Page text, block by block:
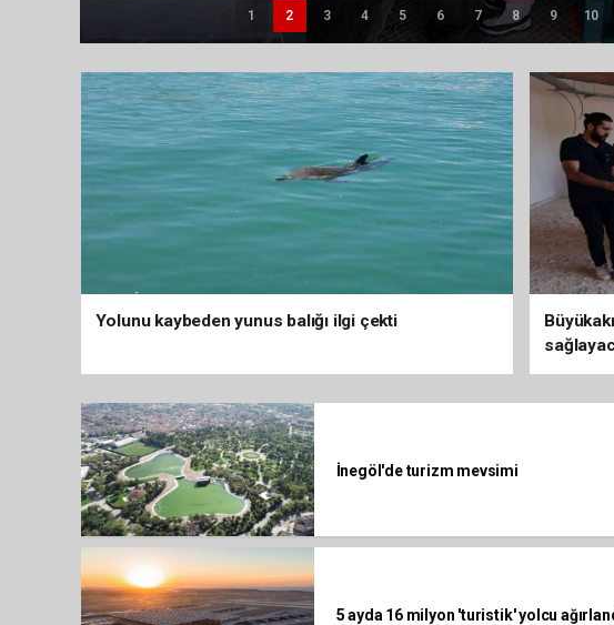
1 2 3 4 5 6 7 8 9 10
Yolunu kaybeden yunus balığı ilgi çekti
İnegöl'de turizm mevsimi
5 ayda 16 milyon 'turistik' yolcu